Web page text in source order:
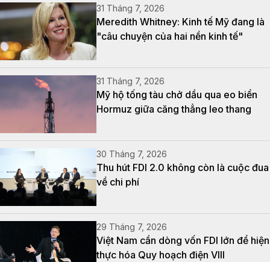
31 Tháng 7, 2026
Meredith Whitney: Kinh tế Mỹ đang là
"câu chuyện của hai nền kinh tế"
31 Tháng 7, 2026
Mỹ hộ tống tàu chở dầu qua eo biển
Hormuz giữa căng thẳng leo thang
30 Tháng 7, 2026
Thu hút FDI 2.0 không còn là cuộc đua
về chi phí
29 Tháng 7, 2026
Việt Nam cần dòng vốn FDI lớn để hiện
thực hóa Quy hoạch điện VIII